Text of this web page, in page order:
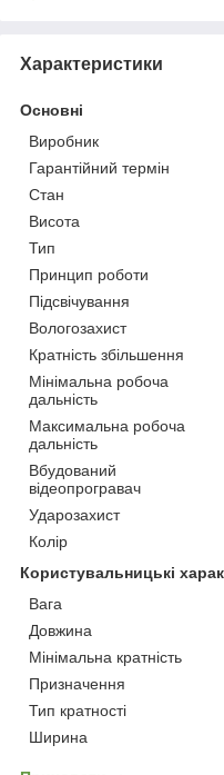
Характеристики
Основні
Виробник
Гарантійний термін
Стан
Висота
Тип
Принцип роботи
Підсвічування
Вологозахист
Кратність збільшення
Мінімальна робоча
дальність
Максимальна робоча
дальність
Вбудований
відеопрогравач
Ударозахист
Колір
Користувальницькі
Вага
Довжина
Мінімальна кратність
Призначення
Тип кратності
Ширина